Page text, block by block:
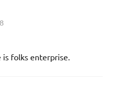
folks enterprise.